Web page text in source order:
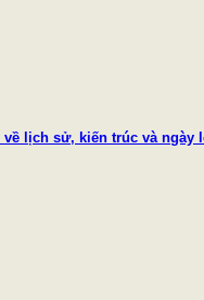
lịch sử, kiến trúc và ngày